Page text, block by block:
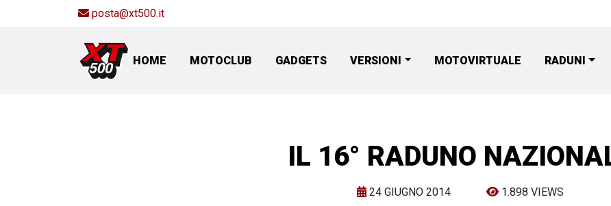
posta@xt500.it
HOME MOTOCLUB GADGETS VERSIONI MOTOVIRTUALE RADUNI
IL 16° RADUNO
24 GIUGNO 2014 1.898 VIEWS